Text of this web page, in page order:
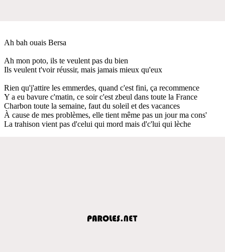
Ah bah ouais Bersa
Ah mon poto, ils te veulent pas du bien
Ils veulent t'voir réussir, mais jamais mieux qu'eux
Rien qu'j'attire les emmerdes, quand c'est fini, ça recommence
Y a eu bavure c'matin, ce soir c'est zbeul dans toute la France
Charbon toute la semaine, faut du soleil et des vacances
À cause de mes problèmes, elle tient même pas un jour ma cons'
La trahison vient pas d'celui qui mord mais d'c'lui qui lèche